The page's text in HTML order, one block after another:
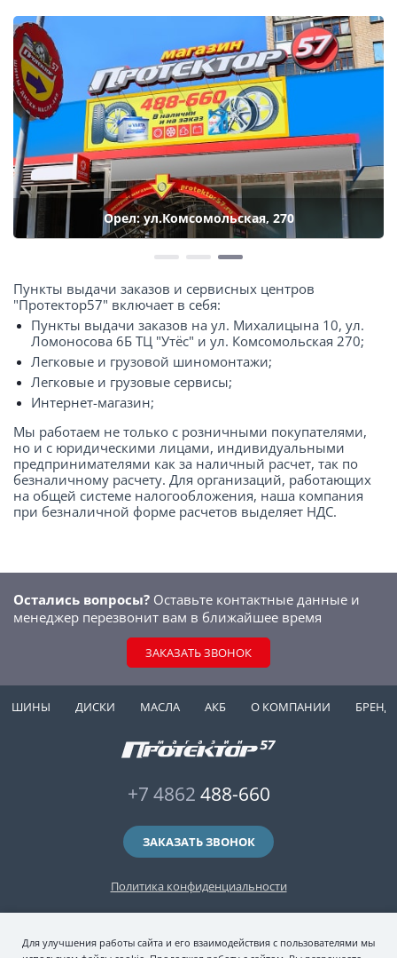
Орел: ул.Комсомольская, 270
Пункты выдачи заказов и сервисных центров
"Протектор57" включает в себя:
Пункты выдачи заказов на ул. Михалицына 10, ул.
Ломоносова 6Б ТЦ "Утёс" и ул. Комсомольская 270;
Легковые и грузовой шиномонтажи;
Легковые и грузовые сервисы;
Интернет-магазин;
Мы работаем не только с розничными покупателями,
но и с юридическими лицами, индивидуальными
предпринимателями как за наличный расчет, так по
безналичному расчету. Для организаций, работающих
на общей системе налогообложения, наша компания
при безналичной форме расчетов выделяет НДС.
Остались вопросы? Оставьте контактные данные и
менеджер перезвонит вам в ближайшее время
ЗАКАЗАТЬ ЗВОНОК
ШИНЫ ДИСКИ МАСЛА АКБ О КОМПАНИИ
Политика конфиденциальности
+7 4862 488-660
ЗАКАЗАТЬ ЗВОНОК
2006-2026 © интернет-магазин "Протектор 57" — автомобильные шины
(зимние и летние шины), колесные диски, шиномонтаж и хранение шин.
Для улучшения работы сайта и его взаимодействия с пользователями мы